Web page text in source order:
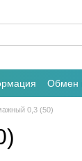
Обмен
0,3 (50)